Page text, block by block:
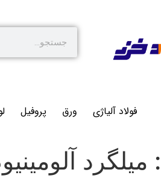
فولاد آلیاژی ورق پروفیل
میلگرد